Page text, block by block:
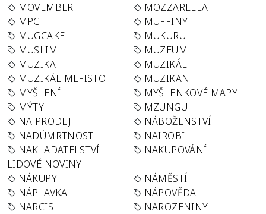
MOVEMBER
MOZZARELLA
MPC
MUFFINY
MUGCAKE
MUKURU
MUSLIM
MUZEUM
MUZIKA
MUZIKÁL
MUZIKÁL MEFISTO
MUZIKANT
MYŠLENÍ
MYŠLENKOVÉ MAPY
MÝTY
MZUNGU
NA PRODEJ
NÁBOŽENSTVÍ
NADÚMRTNOST
NAIROBI
NAKLADATELSTVÍ
LIDOVÉ NOVINY
NAKUPOVÁNÍ
NÁKUPY
NÁMĚSTÍ
NÁPLAVKA
NÁPOVĚDA
NARCIS
NAROZENINY